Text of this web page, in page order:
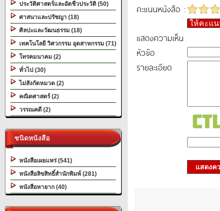
ประวัติศาสตร์และอัตชีวประวัติ (50)
ศาสนาและปรัชญา (18)
ศิลปะและวัฒนธรรม (18)
เทคโนโลยี วิศวกรรม อุตสาหกรรม (71)
โทรคมนาคม (2)
ทั่วไป (30)
ไม่สังกัดหมวด (2)
คณิตศาสตร์ (2)
วรรณคดี (2)
ชนิดหนังสือ
หนังสือเผยแพร่ (541)
หนังสือลิขสิทธิ์สำนักพิมพ์ (281)
หนังสือหายาก (40)
คะแนนหนังสือ :
ให้คะแ
แสดงความเห็น
หัวข้อ
รายละเอียด
แสดงค